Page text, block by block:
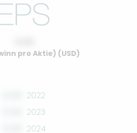
pro Aktie) (USD)
2022
2023
2024